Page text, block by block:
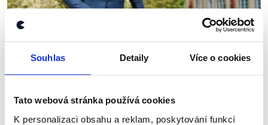
Souhlas Detaily Více o cookies
Tato webová stránka používá cookies
K personalizaci obsahu a reklam, poskytování funkcí
Vládní pomoc rodinám
26. května 2022